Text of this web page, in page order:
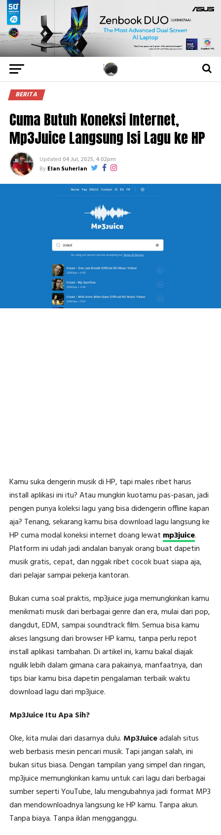
BERITA
Cuma Butuh Koneksi Internet,
Mp3Juice Langsung Isi Lagu ke HP
Updated 04 Jul, 2025, 4:02pm
By Elan Suherlan
Kamu suka dengerin musik di HP, tapi males ribet harus
install aplikasi ini itu? Atau mungkin kuotamu pas-pasan, jadi
pengen punya koleksi lagu yang bisa didengerin offline kapan
aja? Tenang, sekarang kamu bisa download lagu langsung ke
HP cuma modal koneksi internet doang lewat mp3juice.
Platform ini udah jadi andalan banyak orang buat dapetin
musik gratis, cepat, dan nggak ribet cocok buat siapa aja,
dari pelajar sampai pekerja kantoran.
Bukan cuma soal praktis, mp3juice juga memungkinkan kamu
menikmati musik dari berbagai genre dan era, mulai dari pop,
dangdut, EDM, sampai soundtrack film. Semua bisa kamu
akses langsung dari browser HP kamu, tanpa perlu repot
install aplikasi tambahan. Di artikel ini, kamu bakal diajak
ngulik lebih dalam gimana cara pakainya, manfaatnya, dan
tips biar kamu bisa dapetin pengalaman terbaik waktu
download lagu dari mp3juice.
Mp3Juice Itu Apa Sih?
Oke, kita mulai dari dasarnya dulu. Mp3Juiceadalah situs
web berbasis mesin pencari musik. Tapi jangan salah, ini
bukan situs biasa. Dengan tampilan yang simpel dan ringan,
mp3juice memungkinkan kamu untuk cari lagu dari berbagai
sumber seperti YouTube, lalu mengubahnya jadi format MP3
dan mendownloadnya langsung ke HP kamu. Tanpa akun.
Tanpa biaya. Tanpa iklan mengganggu.